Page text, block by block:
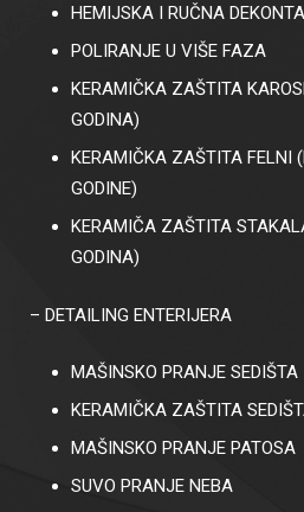
Cenovnik
Kontakt
HEMIJSKA I RUČNA
POLIRANJE U VIŠE FAZA
KERAMIČKA ZAŠTITA
GODINA)
KERAMIČKA ZAŠTITA FELNI
GODINE)
KERAMIČA ZAŠTITA
GODINA)
– DETAILING ENTERIJERA
MAŠINSKO PRANJE SEDIŠTA
KERAMIČKA ZAŠTITA
MAŠINSKO PRANJE PATOSA
SUVO PRANJE NEBA